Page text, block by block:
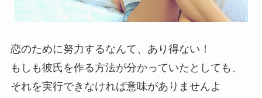
恋のために努力するなんて、あり得ない！
もしも彼氏を作る方法が分かっていたとしても、
それを実行できなければ意味がありませんよ